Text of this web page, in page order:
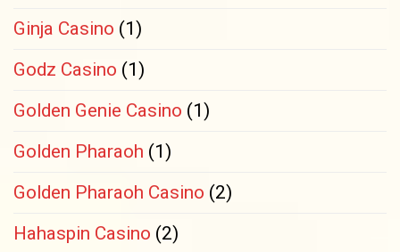
Ginja Casino (1)
Godz Casino (1)
Golden Genie Casino (1)
Golden Pharaoh (1)
Golden Pharaoh Casino (2)
Hahaspin Casino (2)